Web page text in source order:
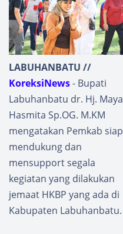
LABUHANBATU //
KoreksiNews- Bupati
Labuhanbatu dr. Hj. Maya
Hasmita Sp.OG. M.KM
mengatakan Pemkab siap
mendukung dan
mensupport segala
kegiatan yang dilakukan
jemaat HKBP yang ada di
Kabupaten Labuhanbatu.